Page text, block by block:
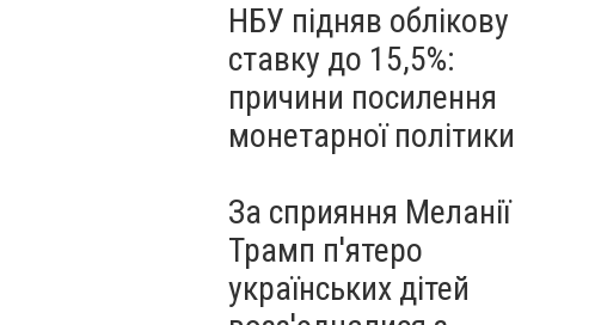
НБУ підняв облікову
ставку до 15,5%:
причини посилення
монетарної політики
За сприяння Меланії
Трамп п'ятеро
українських дітей